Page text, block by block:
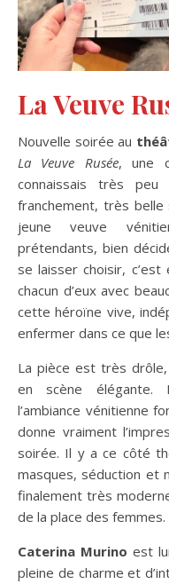
La Veuve
Nouvelle soirée au
La Veuve Rusée, une
connaissais très
franchement, très
jeune veuve
prétendants, bien
se laisser choisir,
chacun d’eux avec
cette héroïne vive,
enfermer dans ce que
La pièce est très
en scène élégante.
l’ambiance vénitienne
donne vraiment
soirée. Il y a ce côté
masques, séduction et
finalement très
de la place des femmes.
Caterina Murino est
pleine de charme et